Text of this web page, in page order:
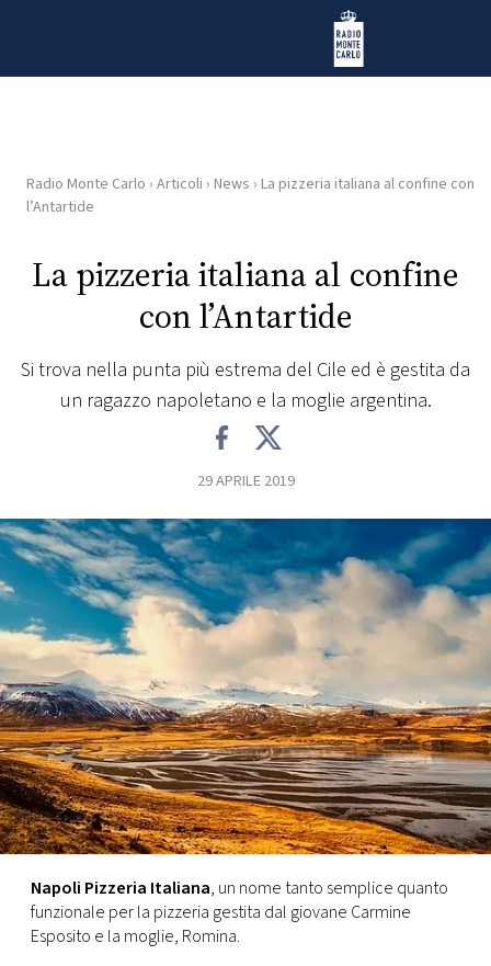
Radio Monte Carlo
HOME
RADIO
PLAYLIST
FOTO
CONCORSI
EVENTI
VIDEO
TV
PRINCIPATO
DI
MONACO
Radio Monte Carlo › Articoli › News › La pizzeria italiana al confine con
l’Antartide
La pizzeria italiana al confine
con l’Antartide
Si trova nella punta più estrema del Cile ed è gestita da
un ragazzo napoletano e la moglie argentina.
29 APRILE 2019
Napoli Pizzeria Italiana, un nome tanto semplice quanto
funzionale per la pizzeria gestita dal giovane Carmine
Esposito e la moglie, Romina.